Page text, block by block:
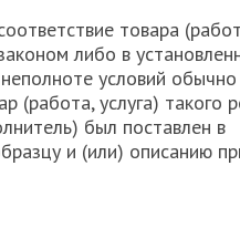
товара
либо в
условий обычно
(работа, услуга) такого
был поставлен в
и (или) описанию